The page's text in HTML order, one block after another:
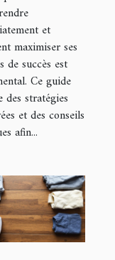
et
maximiser ses
de succès est
Ce guide
des stratégies
et des conseils
afin...